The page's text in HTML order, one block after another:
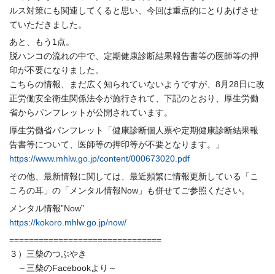
ルス対策にも関連してくると思い、 今回は重点的にとりあげさせ
ていただきました。
あと、もう1点。
脱ハンコの流れの中で、 定期健康診断結果報告書等の医師等の押
印が不要になりました。
こちらの情報、まだ広く知られていないようですが、 8月28日に改
正労働安全衛生関係法令が施行されて、 下記のとおり、厚生労働
省からパンフレットが公開されています。
厚生労働省パンフレット「健康診断個人票や定期健康診断結果報
告書等について、
医師等の押印等が不要となります。」
https://www.mhlw.go.jp/content/000673020.pdf
その他、最新情報に関しては、最近頻繁に情報更新している「 こ
ころの耳」の「メンタル情報Now」も併せてご参照ください。
メンタル情報”Now”
https://kokoro.mhlw.go.jp/now/
===============================
３）三柴のつぶやき
～三柴のFacebookより～